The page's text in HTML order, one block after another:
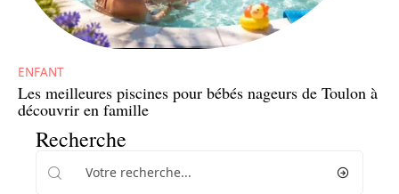
ENFANT
Les meilleures piscines pour bébés nageurs de Toulon à
découvrir en famille
Recherche